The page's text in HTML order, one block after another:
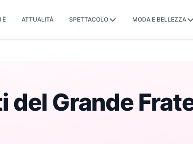
È ATTUALITÀ SPETTACOLO MODA E BELLEZZA
del Grande